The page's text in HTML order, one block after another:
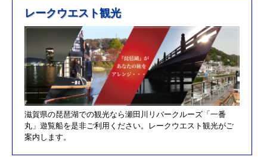
H30/11/7釣果情報更新しました
H30/9/30臨時休業のお知らせ！！
H30/9/24釣果情報更新しました
H30/7/21釣果情報更新しました
H30/4/21釣果情報更新しました
H30/3/3釣果情報更新しました
H30/2/17釣果情報更新しました
H30/2/8釣果情報更新しました
H29/12/10オーナズカップ更新しました
レークウエスト観光
滋賀県の琵琶湖での観光なら瀬田川リバークルーズ「一番
丸」遊覧船を是非ご利用ください。レークウエスト観光がご
案内します。